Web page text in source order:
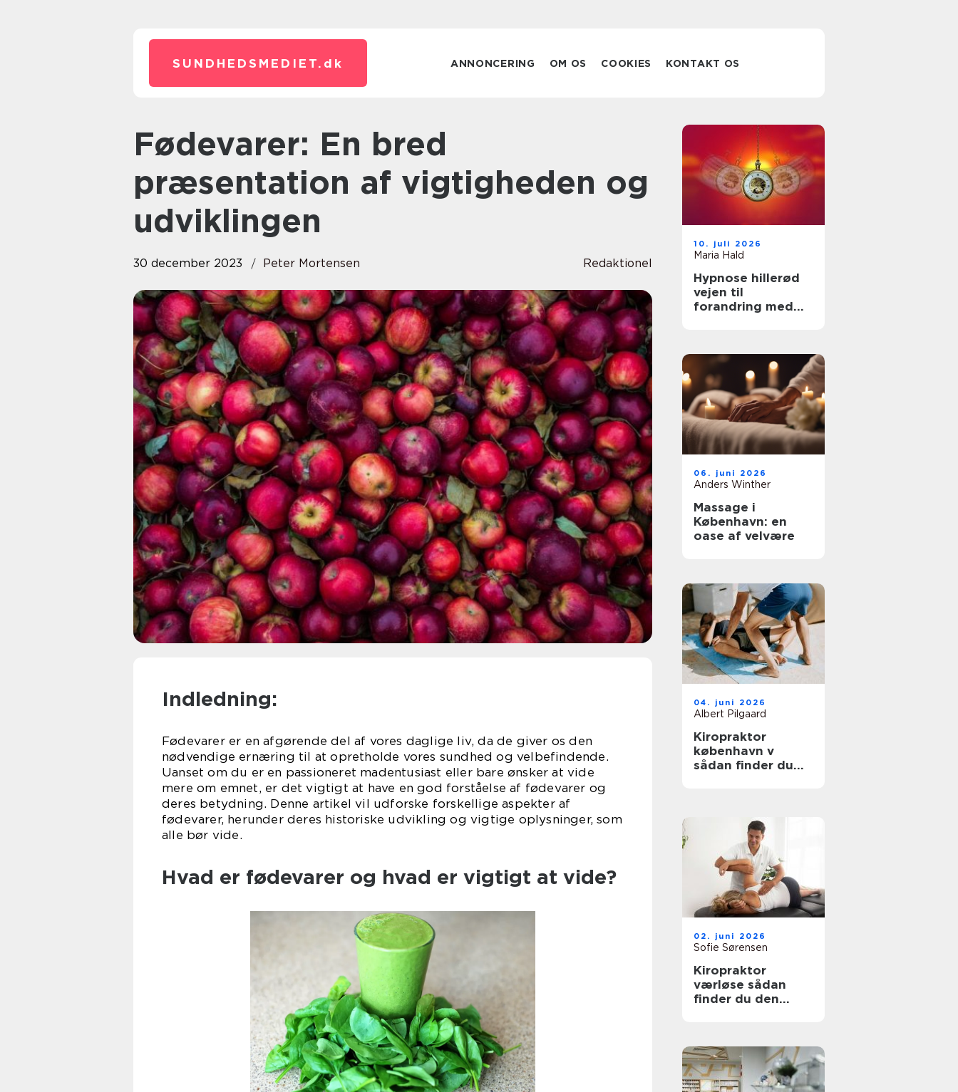
SUNDHEDSMEDIET. dk ANNONCERING OM OS COOKIES KONTAKT OS
Fødevarer: En bred
præsentation af vigtigheden og
udviklingen
30 december 2023 Peter Mortensen Redaktionel
Indledning:
Fødevarer er en afgørende del af vores daglige liv, da de giver os den
nødvendige ernæring til at opretholde vores sundhed og velbefindende.
Uanset om du er en passioneret madentusiast eller bare ønsker at vide
mere om emnet, er det vigtigt at have en god forståelse af fødevarer og
deres betydning. Denne artikel vil udforske forskellige aspekter af
fødevarer, herunder deres historiske udvikling og vigtige oplysninger, som
alle bør vide.
Hvad er fødevarer og hvad er vigtigt at vide?
10. juli 2026
Maria Hald
Hypnose hillerød
vejen til
forandring med
06. juni 2026
Anders Winther
Massage i
København: en
oase af velvære
04. juni 2026
Albert Pilgaard
Kiropraktor
københavn v
sådan finder du
02. juni 2026
Sofie Sørensen
Kiropraktor
værløse sådan
finder du den